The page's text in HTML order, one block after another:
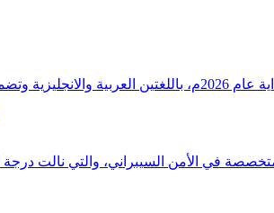
وافيًا لكافة أ
في الأمن السيبراني، والتي نالت